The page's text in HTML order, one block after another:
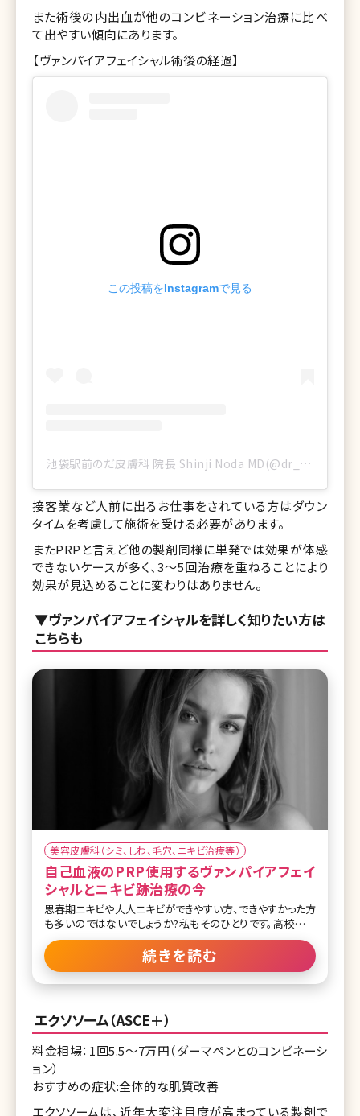
また術後の内出血が他のコンビネーション治療に比べ
て出やすい傾向にあります。
【ヴァンパイアフェイシャル術後の経過】
この投稿をInstagramで見る
池袋駅前のだ皮膚科 院長 Shinji Noda MD(@dr_shinji_noda)がシェアした投稿
接客業など人前に出るお仕事をされている方はダウン
タイムを考慮して施術を受ける必要があります。
またPRPと言えど他の製剤同様に単発では効果が体感
できないケースが多く、3〜5回治療を重ねることにより
効果が見込めることに変わりはありません。
▼ヴァンパイアフェイシャルを詳しく知りたい方は
こちらも
美容皮膚科（シミ、しわ、毛穴、ニキビ治療等）
自己血液のPRP使用するヴァンパイアフェイ
シャルとニキビ跡治療の今
思春期ニキビや大人ニキビができやすい方、できやすかった方
も多いのではないでしょうか?私もそのひとりです。高校生の
頃から20歳頃まで本当にニキビで憂鬱でした。その、思春期
ニキビが落ち着いた今の悩みはニキビ跡の色素沈着やクレー
ターです。 クレーターはニキビが炎症を過度に起こすと肌の
奥の真皮層まで炎症が広がり肌の表面が凸凹することによっ
イスピック型や凹みは滑らかですが広く窪んだローリング型、
頻度として最も多い、表面が90度程度ボコっと窪んだボック
ーターの治療もさまざまありますが、なかなか効果をはっきり
と感じるものは少なく、地道な長い治療が必要です。 ニキビ跡
治療にはダーマペンというくらい肌治療の中でもダーマペン
は人気があります。 そのダーマペンの中でも、ニキビ跡治療
の
続きを読む
エクソソーム（ASCE＋）
料金相場：1回5.5〜7万円（ダーマペンとのコンビネーシ
ョン）
おすすめの症状:全体的な肌質改善
エクソソームは、近年大変注目度が高まっている製剤で